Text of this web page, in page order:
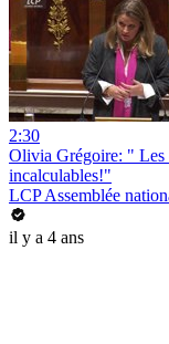
2:30
Olivia Grégoire: " Les
incalculables!"
LCP Assemblée
il y a 4 ans